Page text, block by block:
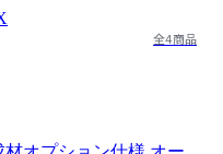
全4商品